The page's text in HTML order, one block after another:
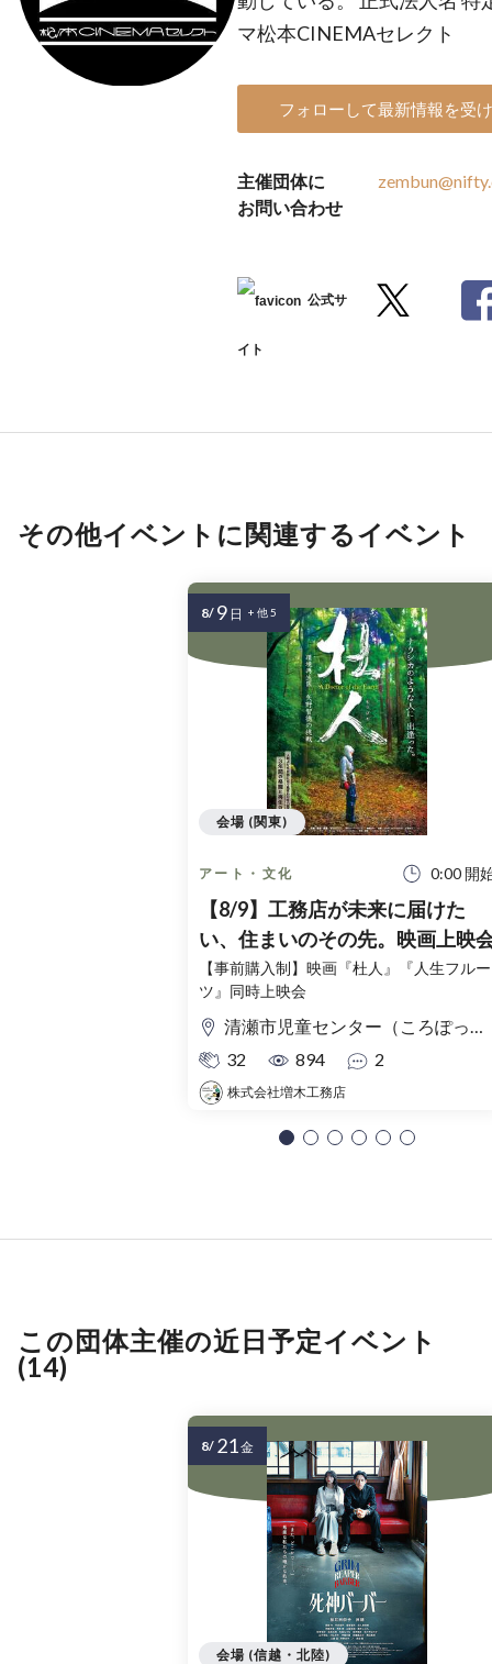
マ松本CINEMAセレクト
フォローして最新情報を受
主催団体に
お問い合わせ
公式サ
イト
その他イベントに関連するイベント
アート・文化 0:00 開
【8/9】工務店が未来に届けた
い、住まいのその先。映画上映
【事前購入制】映画『杜人』『人生フルー
ツ』同時上映会
清瀬市児童センター（ころぽっくる）東京都清瀬市中清戸3-235-5
32
894 2
株式会社増木工務店
会場 (関東)
8/ 9 日 + 他 5
この団体主催の近日予定イベント
(14)
会場 (信越・北陸)
8/ 21金